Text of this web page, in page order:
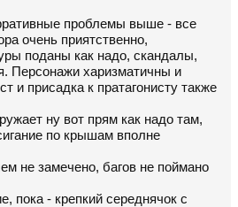
проблемы выше - все
очень приятственно,
поданы как надо, скандалы,
Персонажи харизматичны и
и присадка к пратагонисту также
ну вот прям как надо там,
по крышам вполне
не замечено, багов не поймано
пока - крепкий середнячок с